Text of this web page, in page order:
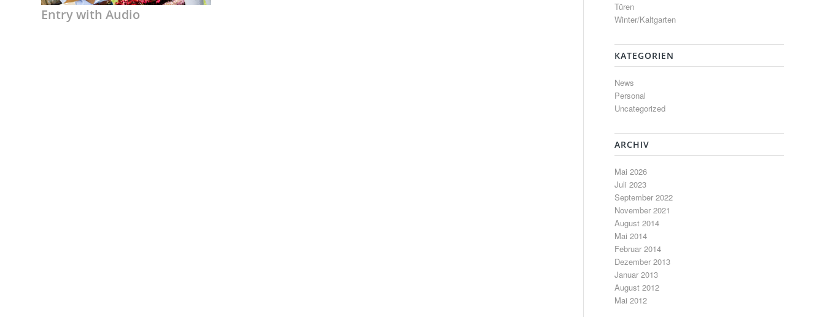
Entry with Audio
Türen
Winter/Kaltgarten
KATEGORIEN
News
Personal
Uncategorized
ARCHIV
Mai 2026
Juli 2023
September 2022
November 2021
August 2014
Mai 2014
Februar 2014
Dezember 2013
Januar 2013
August 2012
Mai 2012